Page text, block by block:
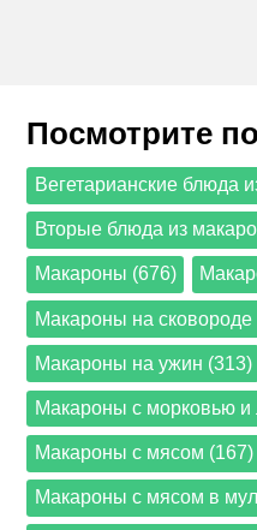
Посмотрите
Вегетарианские блюда
Вторые блюда из
Макароны (676)
Макароны на сковороде
Макароны на ужин (313)
Макароны с морковью и
Макароны с мясом (167)
Макароны с мясом в